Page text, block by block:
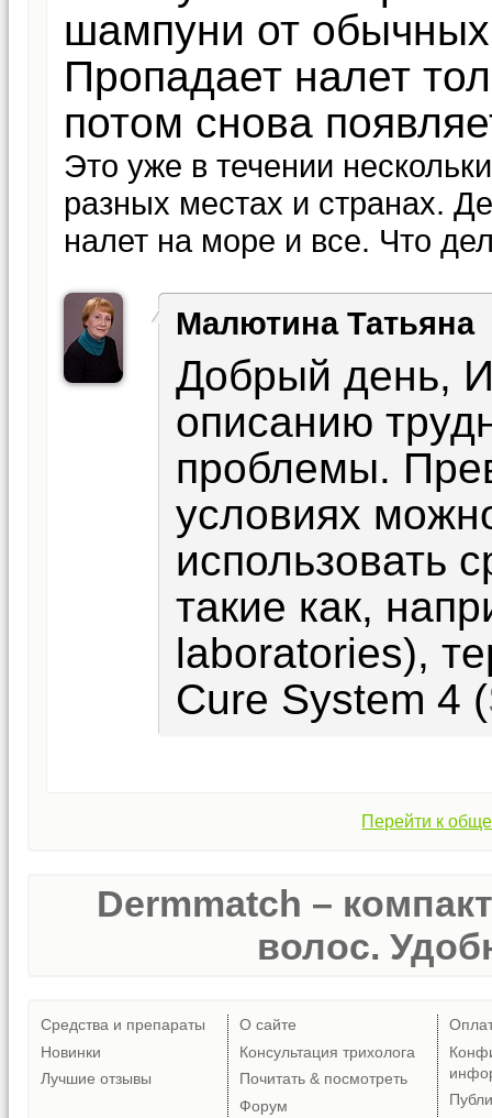
шампуни от
Пропадает налет
потом снова
Это уже в течении
разных местах и странах.
налет на море и все. Что
Малютина Татьяна
Добрый день,
описанию
проблемы.
условиях
использовать
такие как,
laboratories),
Cure System 4 (
Перейти к
Dermmatch –
волос.
Средства и препараты
Новинки
Лучшие отзывы
О сайте
Консультация трихолога
Почитать & посмотреть
Форум